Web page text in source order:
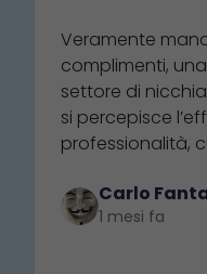
Veramente
complimenti,
settore di
si percepisce
professionalità,
mettere su uno
Carlo
1 mesi fa